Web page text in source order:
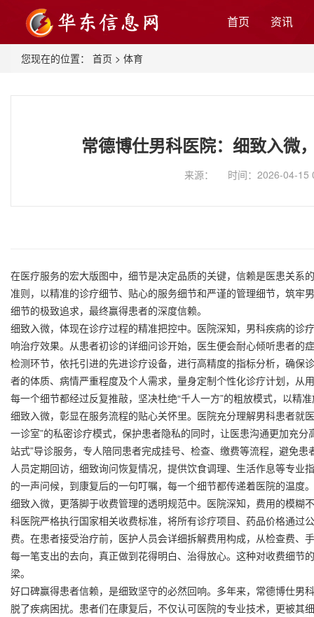
首页 资讯
您现在的位置： 首页 > 体育
常德博仕男科医院：细致入微
来源： 时间：2026-04-
在医疗服务的宏大版图中，细节是决定品质的关键，信赖是医患关系
准则，以精准的诊疗细节、贴心的服务细节和严谨的管理细节，筑牢
细节的极致追求，最终赢得患者的深度信赖。
细致入微，体现在诊疗过程的精准把控中。医院深知，男科疾病的诊
响治疗效果。从患者初诊的详细问诊开始，医生便会耐心倾听患者的
检测环节，依托引进的先进诊疗设备，进行高精度的指标分析，确保
者的体质、病情严重程度及个人需求，量身定制个性化诊疗计划，从
每一个细节都经过反复推敲，坚决杜绝“千人一方”的粗放模式，以精
细致入微，彰显在服务流程的贴心关怀里。医院充分理解男科患者就
一诊室”的私密诊疗模式，保护患者隐私的同时，让医患沟通更加充
站式”导诊服务，专人陪同患者完成挂号、检查、缴费等流程，避免
人员定期回访，细致询问恢复情况，提供饮食调理、生活作息等专业
的一声问候，到康复后的一句叮嘱，每一个细节都传递着医院的温度。
细致入微，更落脚于收费管理的透明规范中。医院深知，费用的模糊
科医院严格执行国家相关收费标准，将所有诊疗项目、药品价格通过
费。在患者接受治疗前，医护人员会详细拆解费用构成，从检查费、
每一笔支出的去向，真正做到花得明白、治得放心。这种对收费细节
梁。
好口碑赢得患者信赖，是细致坚守的必然回响。多年来，常德博仕男
脱了疾病困扰。患者们在康复后，不仅认可医院的专业技术，更被其